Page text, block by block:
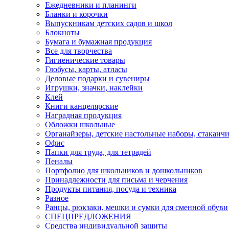
Ежедневники и планинги
Бланки и корочки
Выпускникам детских садов и школ
Блокноты
Бумага и бумажная продукция
Все для творчества
Гигиенические товары
Глобусы, карты, атласы
Деловые подарки и сувениры
Игрушки, значки, наклейки
Клей
Книги канцелярские
Наградная продукция
Обложки школьные
Органайзеры, детские настольные наборы,
Офис
Папки для труда, для тетрадей
Пеналы
Портфолио для школьников и дошкольников
Принадлежности для письма и черчения
Продукты питания, посуда и техника
Разное
Ранцы, рюкзаки, мешки и сумки для сменной обуви
СПЕЦПРЕДЛОЖЕНИЯ
Средства индивидуальной защиты